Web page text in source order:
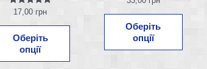
Оцінено в
5.00
з 5
17,00 грн
Оберіть
опції
Цей
Оберіть
опції
Цей